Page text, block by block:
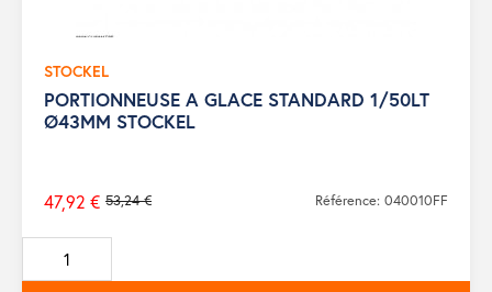
STOCKEL
PORTIONNEUSE A GLACE STANDARD 1/50LT
Ø43MM STOCKEL
Prix
de
base
53,24 €
47,92 € Référence: 040010FF